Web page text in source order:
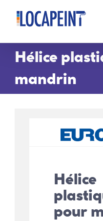
Passer
contenu
Hélice
mandrin
Hélice
pour